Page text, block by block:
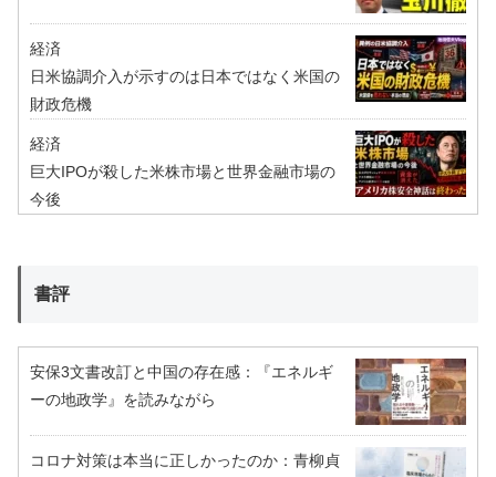
経済
日米協調介入が示すのは日本ではなく米国の
財政危機
経済
巨大IPOが殺した米株市場と世界金融市場の
今後
書評
安保3文書改訂と中国の存在感：『エネルギ
ーの地政学』を読みながら
コロナ対策は本当に正しかったのか：青柳貞